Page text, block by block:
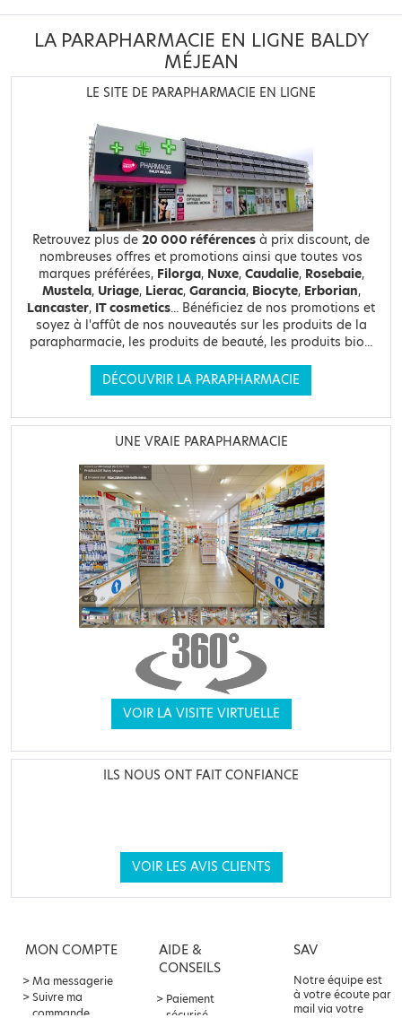
LA PARAPHARMACIE EN LIGNE BALDY
MÉJEAN
LE SITE DE PARAPHARMACIE EN LIGNE
Retrouvez plus de 20 000 références à prix discount, de
nombreuses offres et promotions ainsi que toutes vos
marques préférées, Filorga, Nuxe, Caudalie, Rosebaie,
Mustela, Uriage, Lierac, Garancia, Biocyte, Erborian,
Lancaster, IT cosmetics... Bénéficiez de nos promotions et
soyez à l'affût de nos nouveautés sur les produits de la
parapharmacie, les produits de beauté, les produits bio...
DÉCOUVRIR LA PARAPHARMACIE
UNE VRAIE PARAPHARMACIE
VOIR LA VISITE VIRTUELLE
ILS NOUS ONT FAIT CONFIANCE
VOIR LES AVIS CLIENTS
MON COMPTE
Ma messagerie
Suivre ma
commande
AIDE &
CONSEILS
Paiement
SAV
Notre équipe est
à votre écoute par
mail via votre